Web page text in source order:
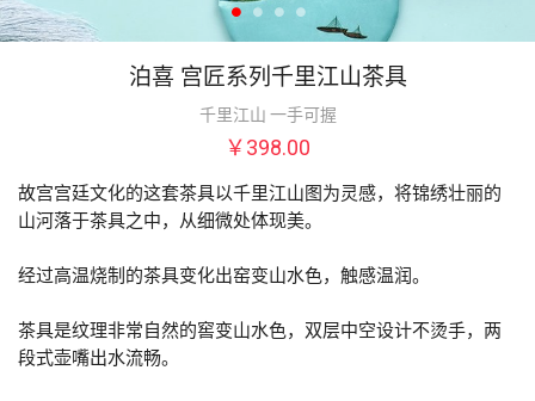
泊喜 宫匠系列千里江山茶具
千里江山 一手可握
￥398.00
故宫宫廷文化的这套茶具以千里江山图为灵感，将锦绣壮丽的
山河落于茶具之中，从细微处体现美。
经过高温烧制的茶具变化出窑变山水色，触感温润。
茶具是纹理非常自然的窖变山水色，双层中空设计不烫手，两
段式壶嘴出水流畅。